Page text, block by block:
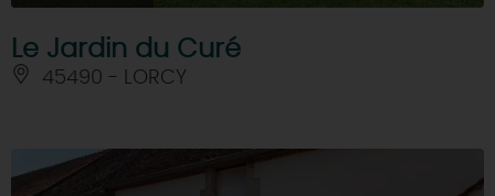
Le Jardin du Curé
45490 - LORCY